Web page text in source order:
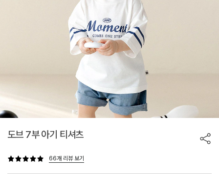
도브 7부 아기 티셔츠
66개 리뷰 보기